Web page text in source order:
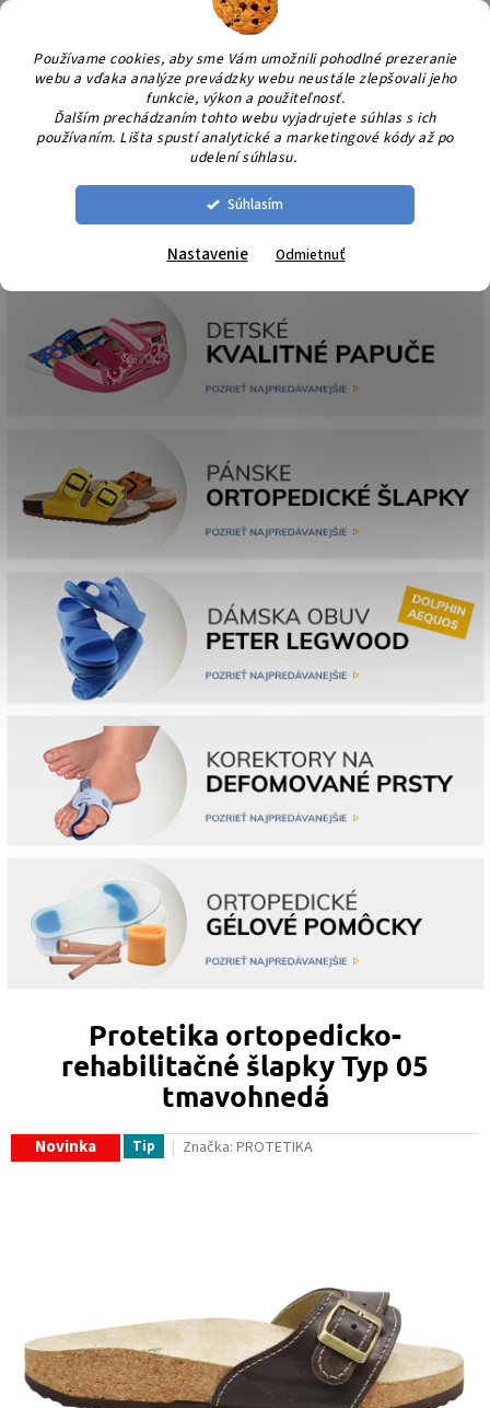
Používame cookies, aby sme Vám umožnili pohodlné prezeranie
webu a vďaka analýze prevádzky webu neustále zlepšovali jeho
funkcie, výkon a použiteľnosť.
Ďalším prechádzaním tohto webu vyjadrujete súhlas s ich
používaním. Lišta spustí analytické a marketingové kódy až po
udelení súhlasu.
Súhlasím
Nastavenie Odmietnuť
Prejsť
obsah
Protetika ortopedicko-
rehabilitačné šlapky Typ 05
tmavohnedá
Novinka Tip Značka: PROTETIKA